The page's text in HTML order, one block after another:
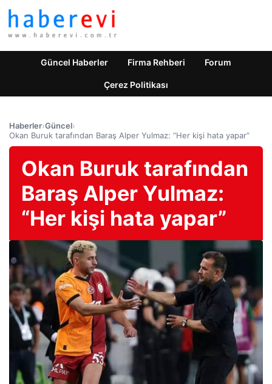
Güncel Haberler Firma Rehberi Forum
Çerez Politikası
Haberler›Güncel›
Okan Buruk tarafından Baraş Alper Yulmaz: “Her kişi hata yapar”
Okan Buruk tarafından
Baraş Alper Yulmaz:
“Her kişi hata yapar”